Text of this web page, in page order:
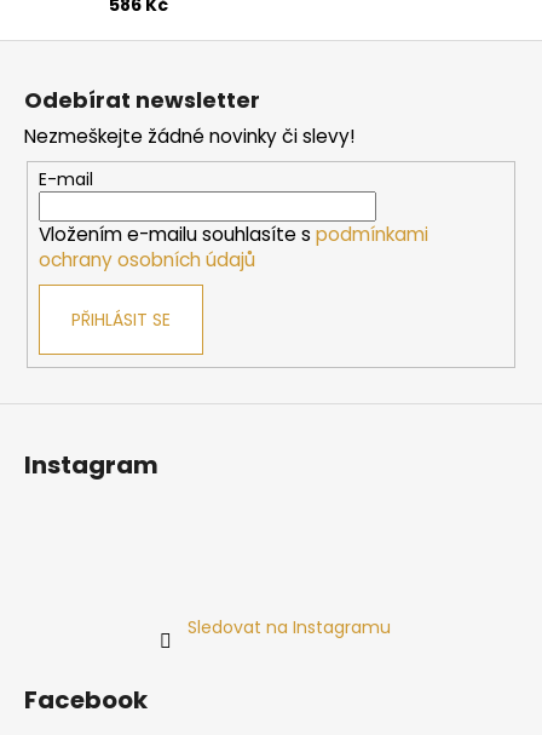
Z
Odebírat newsletter
Nezmeškejte žádné novinky či slevy!
E-mail
Vložením e-mailu souhlasíte s podmínkami
ochrany osobních údajů
PŘIHLÁSIT SE
Instagram
Sledovat na Instagramu
Facebook